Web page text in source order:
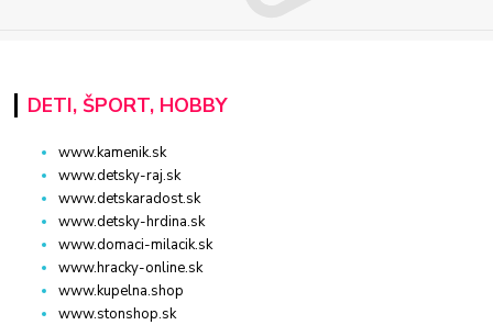
DETI, ŠPORT, HOBBY
www.kamenik.sk
www.detsky-raj.sk
www.detskaradost.sk
www.detsky-hrdina.sk
www.domaci-milacik.sk
www.hracky-online.sk
www.kupelna.shop
www.stonshop.sk